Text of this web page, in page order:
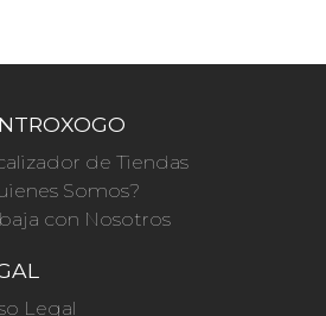
de Tiendas
Somos?
con Nosotros
Legal